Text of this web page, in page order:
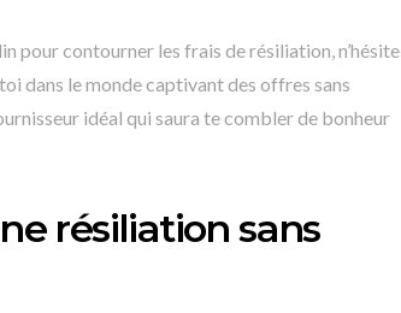
pour contourner les frais de résiliation, n’hésite
dans le monde captivant des offres sans
idéal qui saura te combler de bonheur
résiliation sans